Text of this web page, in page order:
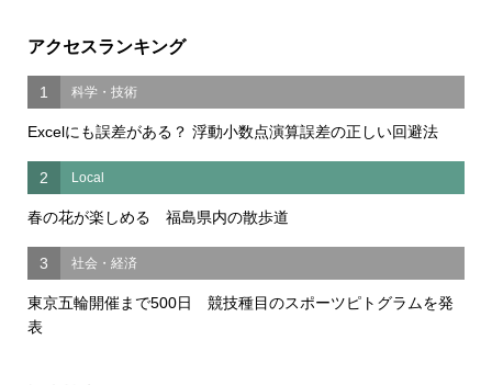
アクセスランキング
1 科学・技術
Excelにも誤差がある？ 浮動小数点演算誤差の正しい回避法
2 Local
春の花が楽しめる 福島県内の散歩道
3 社会・経済
東京五輪開催まで500日 競技種目のスポーツピトグラムを発
表